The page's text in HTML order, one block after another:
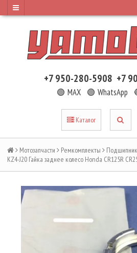
+7 950-280-5908 +7
🟢 MAX 🟢 WhatsApp
Каталог
Мотозапчасти Ремкомплекты
KZ4-J20 Гайка заднее колесо Honda CR125R